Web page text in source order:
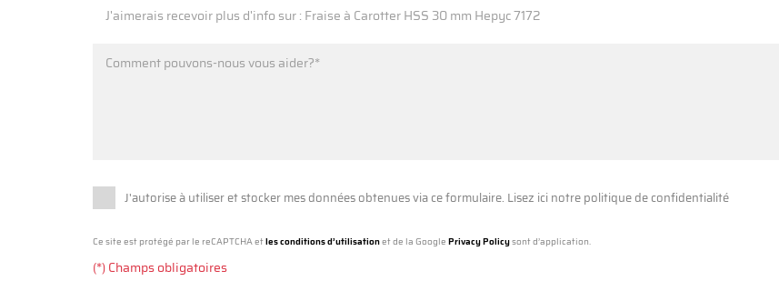
J'aimerais recevoir plus d'info sur : Fraise à Carotter HSS 30 mm Hepyc 7172
Comment pouvons-nous vous aider?*
J'autorise à utiliser et stocker mes données obtenues via ce formulaire. Lisez ici notrepolitique de confidentialité
Ce site est protégé par le reCAPTCHA etles conditions d’utilisationet de la Google Privacy Policysont d’application.
(*) Champs obligatoires